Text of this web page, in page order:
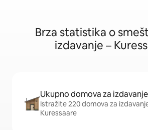
Brza statistika o
izdavanje –
Ukupno domova za
Istražite 220 domova za
Kuressaare